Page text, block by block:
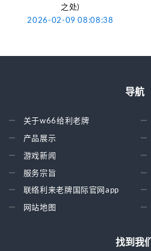
之处)
2026-02-09 08:08:38
导航
关于w66给利老牌
产品展示
游戏新闻
服务宗旨
联络利来老牌国际官网app
网站地图
找到我们